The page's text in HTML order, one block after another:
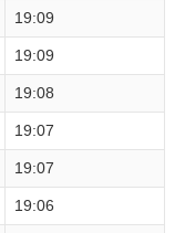
19:09
19:09
19:08
19:07
19:07
19:06